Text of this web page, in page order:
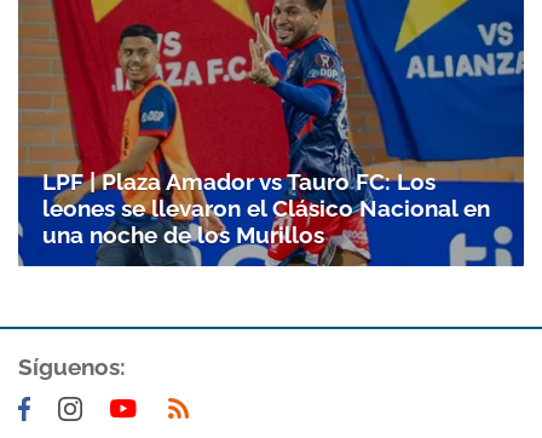
Gracias por suscribirte a nuestro boletín.
LPF | Plaza Amador vs Tauro FC: Los
leones se llevaron el Clásico Nacional en
una noche de los Murillos
Síguenos: